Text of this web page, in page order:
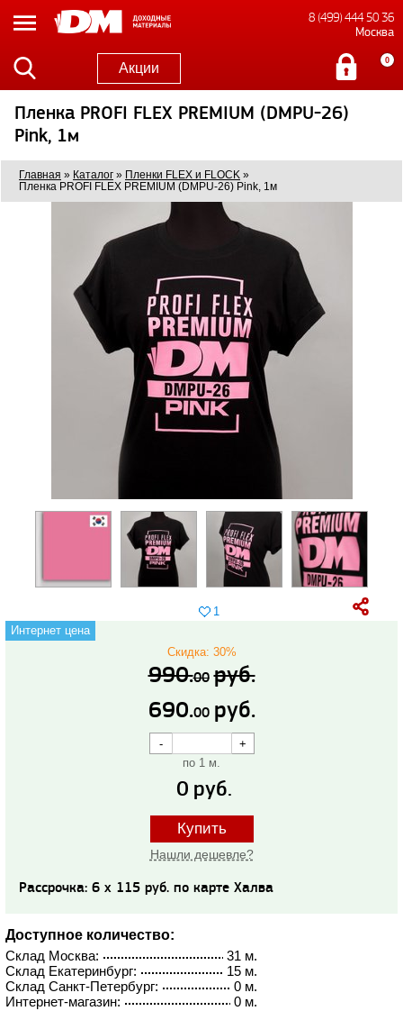
8 (499) 444 50 36
Москва
Акции 0
Пленка PROFI FLEX PREMIUM (DMPU-26)
Pink, 1м
Главная » Каталог » Пленки FLEX и FLOCK »
Пленка PROFI FLEX PREMIUM (DMPU-26) Pink, 1м
1
Интернет цена
690.00 руб.
990.00 руб.
Скидка: 30%
по 1 м.
0 руб.
Купить
Нашли дешевле?
Рассрочка: 6 x 115 руб. по карте Халва
Доступное количество:
31 м.
Склад Москва:
15 м.
Склад Екатеринбург:
0 м.
Склад Санкт-Петербург:
0 м.
Интернет-магазин: